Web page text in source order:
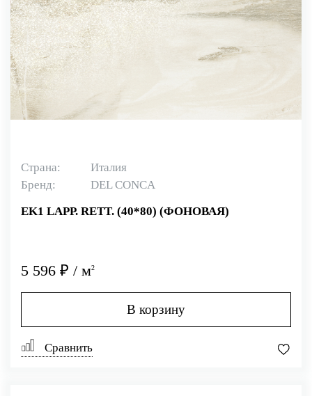
Страна:
Италия
Бренд:
DEL CONCA
EK1 LAPP. RETT. (40*80) (ФОНОВАЯ)
5 596 ₽ / м2
В корзину
Сравнить